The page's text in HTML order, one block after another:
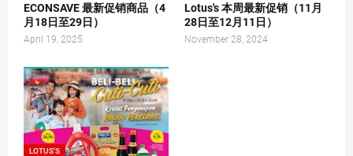
ECONSAVE 最新促销商品（4
月18日至29日）
April 19, 2025
Lotus's 本周最新促销（11月
28日至12月11日）
November 28, 2024
LOTUS'S